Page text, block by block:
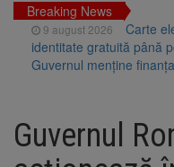
Breaking News
9 august 2026
Carte
identitate gratuită până
Guvernul menține
Brașovului vor fi
finanțare a fost semnat
Guvernul